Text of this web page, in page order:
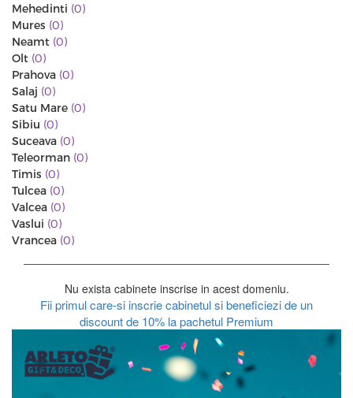
Mehedinti (0)
Mures (0)
Neamt (0)
Olt (0)
Prahova (0)
Salaj (0)
Satu Mare (0)
Sibiu (0)
Suceava (0)
Teleorman (0)
Timis (0)
Tulcea (0)
Valcea (0)
Vaslui (0)
Vrancea (0)
Nu exista cabinete inscrise in acest domeniu.
Fii primul care-si inscrie cabinetul si beneficiezi de un
discount de 10% la pachetul Premium